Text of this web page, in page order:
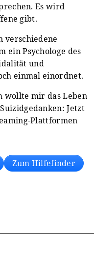
Es wird
gibt.
verschiedene
ein Psychologe des
und
einmal einordnet.
wollte mir das Leben
Jetzt
Plattformen
Zum Hilfefinder